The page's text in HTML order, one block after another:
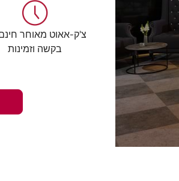
צ'ק-אאוט מאוחר
בקשה וזמינות